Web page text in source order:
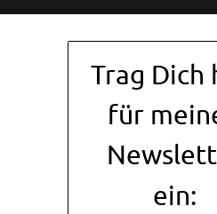
Trag Dich
für
ein: